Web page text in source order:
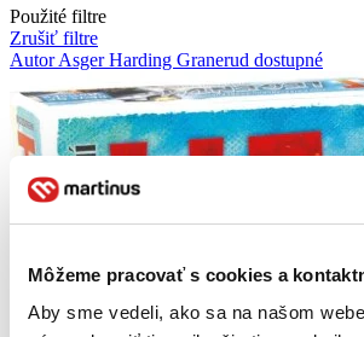
Môžeme pracovať s cookies a
Aby sme vedeli, ako sa na našom
Použité filtre
Zrušiť filtre
Autor Asger Harding Granerud dostupné